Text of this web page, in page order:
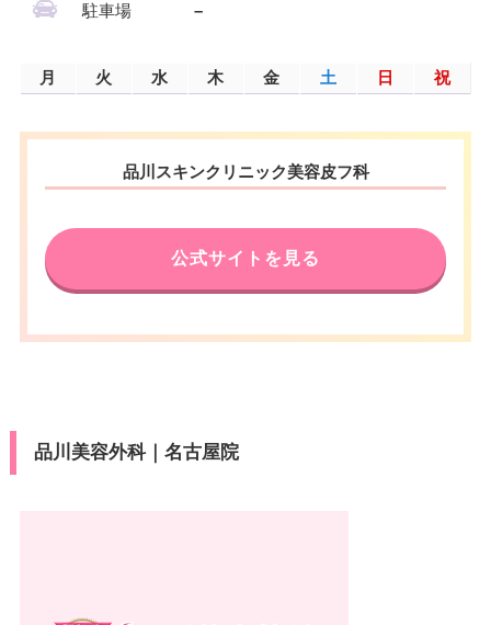
駐車場 –
月 火 水 木 金 土 日 祝
品川スキンクリニック美容皮フ科
公式サイトを見る
品川美容外科｜名古屋院